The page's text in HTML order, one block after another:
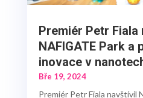
Premiér Petr Fiala
NAFIGATE Park a
inovace v
Bře 19, 2024
Premiér Petr Fiala navštívil